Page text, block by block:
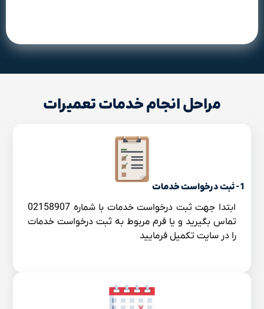
مراحل انجام خدمات تعمیرات
1- ثبت درخواست خدمات
ابتدا جهت ثبت درخواست خدمات با شماره 02158907
تماس بگیرید و یا فرم مربوط به ثبت درخواست خدمات
را در سایت تکمیل فرمایید